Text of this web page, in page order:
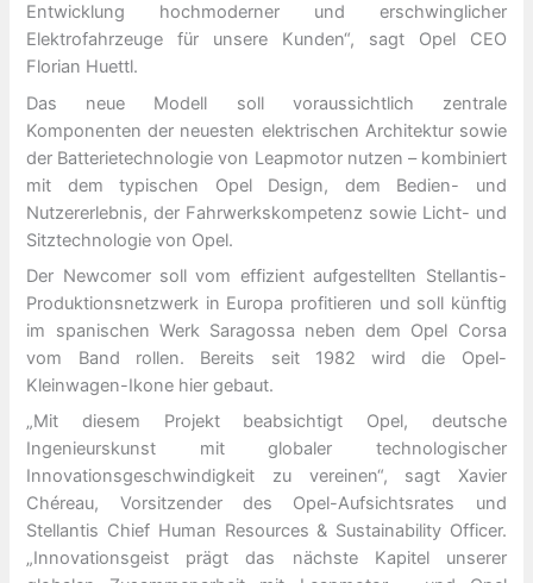
Entwicklung hochmoderner und erschwinglicher
Elektrofahrzeuge für unsere Kunden“, sagt Opel CEO
Florian Huettl.
Das neue Modell soll voraussichtlich zentrale
Komponenten der neuesten elektrischen Architektur sowie
der Batterietechnologie von Leapmotor nutzen – kombiniert
mit dem typischen Opel Design, dem Bedien- und
Nutzererlebnis, der Fahrwerkskompetenz sowie Licht- und
Sitztechnologie von Opel.
Der Newcomer soll vom effizient aufgestellten Stellantis-
Produktionsnetzwerk in Europa profitieren und soll künftig
im spanischen Werk Saragossa neben dem Opel Corsa
vom Band rollen. Bereits seit 1982 wird die Opel-
Kleinwagen-Ikone hier gebaut.
„Mit diesem Projekt beabsichtigt Opel, deutsche
Ingenieurskunst mit globaler technologischer
Innovationsgeschwindigkeit zu vereinen“, sagt Xavier
Chéreau, Vorsitzender des Opel-Aufsichtsrates und
Stellantis Chief Human Resources & Sustainability Officer.
„Innovationsgeist prägt das nächste Kapitel unserer